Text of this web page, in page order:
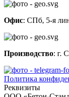
Офис: СПб, 5-я
Производство: г.
Политика
Реквизиты